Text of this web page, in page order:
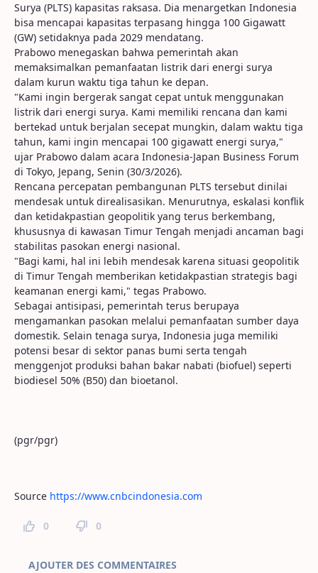
Surya (PLTS) kapasitas raksasa. Dia menargetkan Indonesia
bisa mencapai kapasitas terpasang hingga 100 Gigawatt
(GW) setidaknya pada 2029 mendatang.
Prabowo menegaskan bahwa pemerintah akan
memaksimalkan pemanfaatan listrik dari energi surya
dalam kurun waktu tiga tahun ke depan.
"Kami ingin bergerak sangat cepat untuk menggunakan
listrik dari energi surya. Kami memiliki rencana dan kami
bertekad untuk berjalan secepat mungkin, dalam waktu tiga
tahun, kami ingin mencapai 100 gigawatt energi surya,"
ujar Prabowo dalam acara Indonesia-Japan Business Forum
di Tokyo, Jepang, Senin (30/3/2026).
Rencana percepatan pembangunan PLTS tersebut dinilai
mendesak untuk direalisasikan. Menurutnya, eskalasi konflik
dan ketidakpastian geopolitik yang terus berkembang,
khususnya di kawasan Timur Tengah menjadi ancaman bagi
stabilitas pasokan energi nasional.
"Bagi kami, hal ini lebih mendesak karena situasi geopolitik
di Timur Tengah memberikan ketidakpastian strategis bagi
keamanan energi kami," tegas Prabowo.
Sebagai antisipasi, pemerintah terus berupaya
mengamankan pasokan melalui pemanfaatan sumber daya
domestik. Selain tenaga surya, Indonesia juga memiliki
potensi besar di sektor panas bumi serta tengah
menggenjot produksi bahan bakar nabati (biofuel) seperti
biodiesel 50% (B50) dan bioetanol.
(pgr/pgr)
Source https://www.cnbcindonesia.com
0 0
Commentaires sur la page
AJOUTER DES COMMENTAIRES